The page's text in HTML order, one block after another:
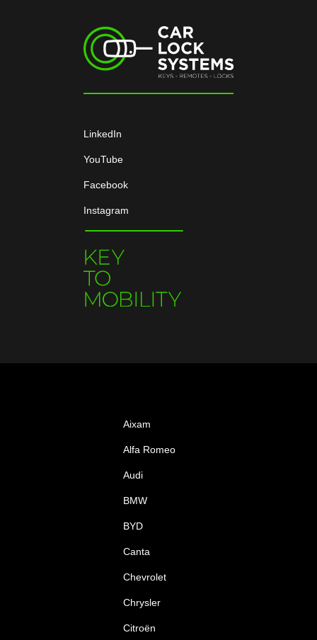
LinkedIn
YouTube
Facebook
Instagram
Aixam
Alfa Romeo
Audi
BMW
BYD
Canta
Chevrolet
Chrysler
Citroën